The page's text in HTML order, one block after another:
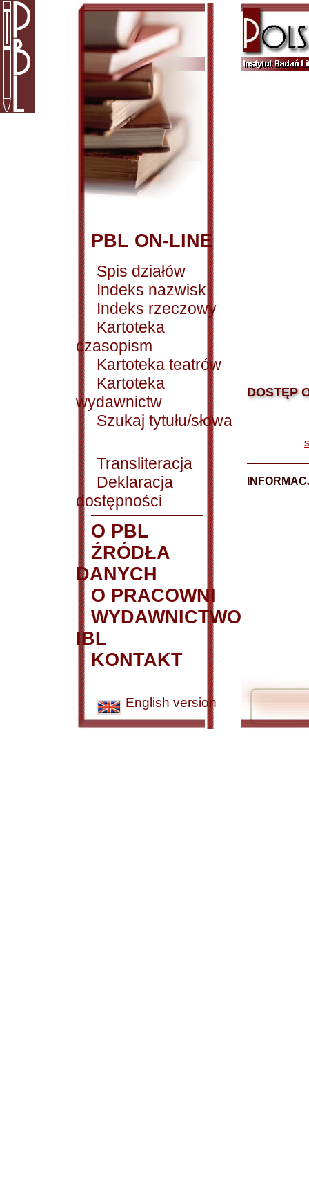
PBL ON-LINE
Spis działów
Indeks nazwisk
Indeks rzeczowy
Kartoteka
czasopism
Kartoteka teatrów
Kartoteka
wydawnictw
Szukaj tytułu/słowa
Transliteracja
Deklaracja
dostępności
O PBL
ŹRÓDŁA
DANYCH
O PRACOWNI
WYDAWNICTWO
IBL
KONTAKT
English version
DOSTĘP
|